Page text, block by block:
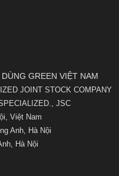
GREEN VIỆT NAM
JOINT STOCK COMPANY
JSC
Việt Nam
Anh, Hà Nội
Hà Nội